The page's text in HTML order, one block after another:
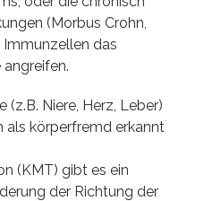
(Morbus Crohn,
Immunzellen das
Niere, Herz, Leber)
körperfremd erkannt
(KMT) gibt es ein
der Richtung der